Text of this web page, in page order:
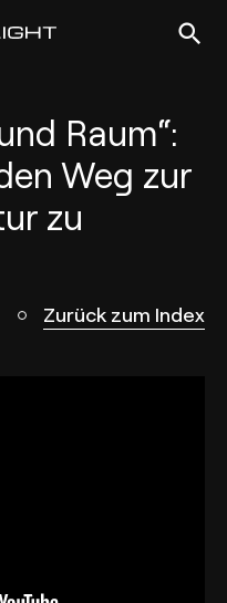
Raum“:
Weg zur
zu
Zurück zum Index